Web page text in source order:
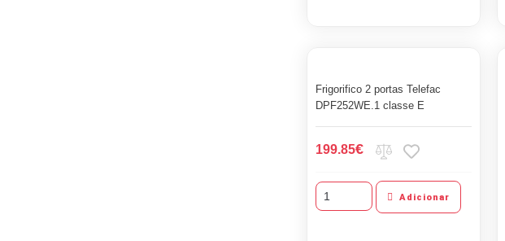
Frigorifico 2 portas Telefac
DPF252WE.1 classe E
199.85€
Adicionar